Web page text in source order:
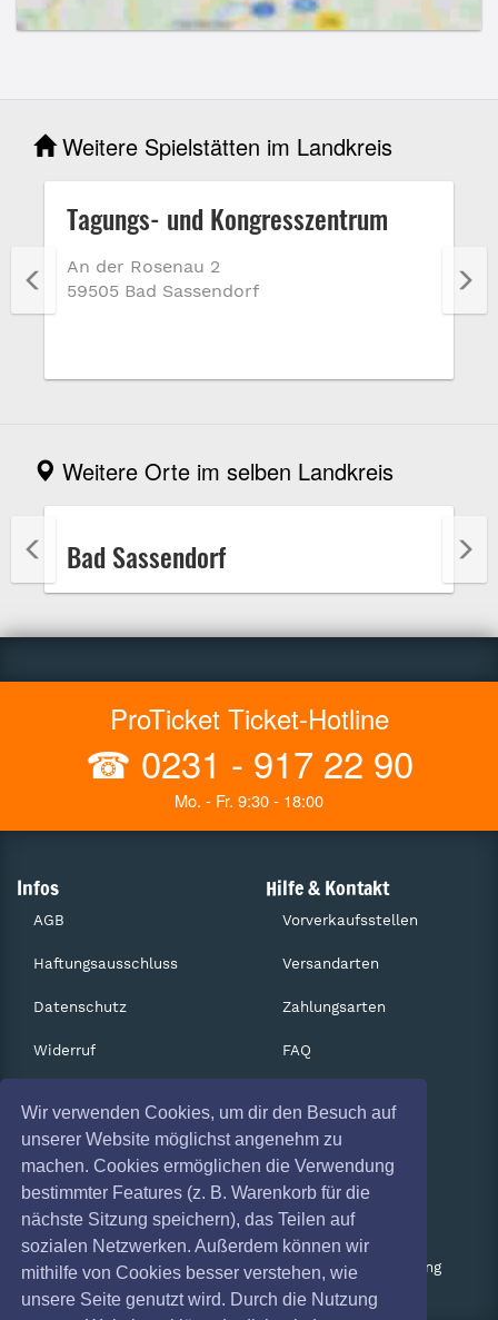
Wir verwenden Cookies, um dir den Besuch auf
unserer Website möglichst angenehm zu
machen. Cookies ermöglichen die Verwendung
bestimmter Features (z. B. Warenkorb für die
nächste Sitzung speichern), das Teilen auf
sozialen Netzwerken. Außerdem können wir
mithilfe von Cookies besser verstehen, wie
unsere Seite genutzt wird. Durch die Nutzung
Weitere Spielstätten im Landkreis
Tagungs- und Kongresszentrum
An der Rosenau 2
59505 Bad Sassendorf
Weitere Orte im selben Landkreis
Bad Sassendorf
ProTicket Ticket-Hotline
☎ 0231 - 917 22 90
Mo. - Fr. 9:30 - 18:00
Infos
AGB
Haftungsausschluss
Datenschutz
Widerruf
Absagen
Hilfe & Kontakt
Vorverkaufsstellen
Versandarten
Zahlungsarten
FAQ
Services
Gutscheine
Geschäftskunden
Kartenrückgabe
Besucherregistrierung